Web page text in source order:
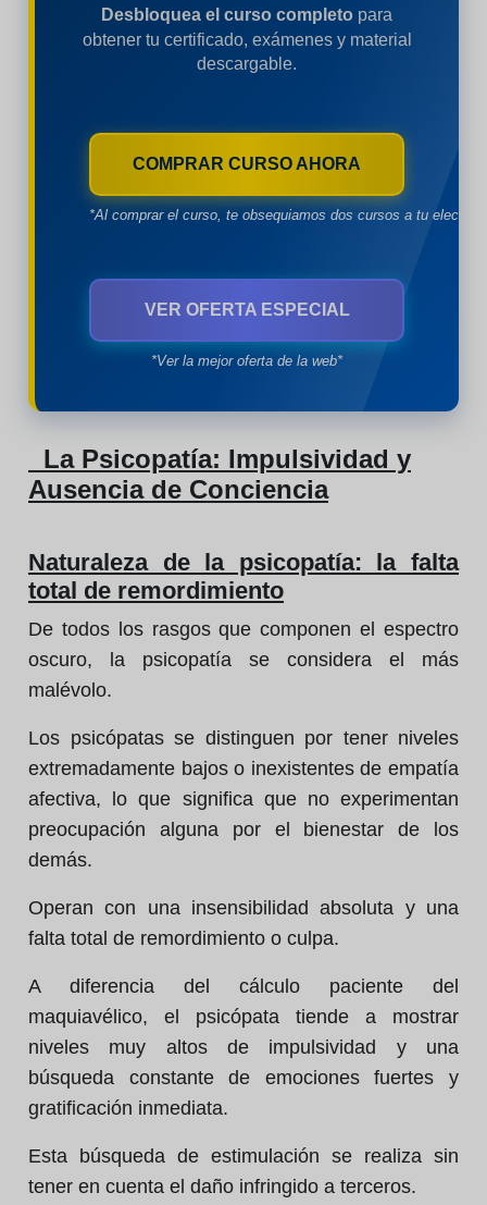
Desbloquea el curso completo para
obtener tu certificado, exámenes y material
descargable.
COMPRAR CURSO AHORA
*Al comprar el curso, te obsequiamos dos cursos a tu
VER OFERTA ESPECIAL
*Ver la mejor oferta de la web*
La Psicopatía: Impulsividad y
Ausencia de Conciencia
Naturaleza de la psicopatía: la falta
total de remordimiento
De todos los rasgos que componen el espectro
oscuro, la psicopatía se considera el más
malévolo.
Los psicópatas se distinguen por tener niveles
extremadamente bajos o inexistentes de empatía
afectiva, lo que significa que no experimentan
preocupación alguna por el bienestar de los
demás.
Operan con una insensibilidad absoluta y una
falta total de remordimiento o culpa.
A diferencia del cálculo paciente del
maquiavélico, el psicópata tiende a mostrar
niveles muy altos de impulsividad y una
búsqueda constante de emociones fuertes y
gratificación inmediata.
Esta búsqueda de estimulación se realiza sin
tener en cuenta el daño infringido a terceros.